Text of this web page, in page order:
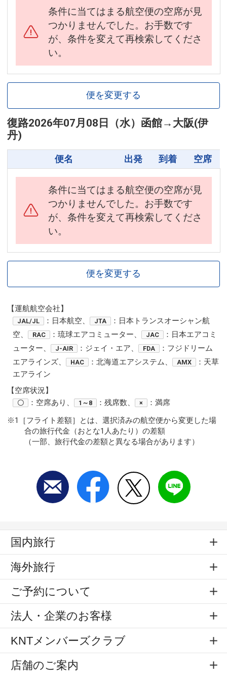
条件に当てはまる航空便の空席が見
つかりませんでした。お手数です
が、条件を変えて再検索してくださ
い。
便を変更する
復路2026年07月08日（水） 函館→ 大阪(伊
丹)
便名 出発 到着 空席
条件に当てはまる航空便の空席が見
つかりませんでした。お手数です
が、条件を変えて再検索してくださ
い。
便を変更する
【運航航空会社】
JAL/JL ：日本航空、 JTA
：日本トランスオーシャン航
空、
RAC ：琉球エアコミューター、 JAC
：日本エアコミ
ューター、
J-AIR ：ジェイ・エア、 FDA
：フジドリーム
エアラインズ、
HAC ：北海道エアシステム、 AMX
：天草
エアライン
【空席状況】
〇 ：空席あり、 1～8 ：残席数、 ×
：満席
※1［フライト差額］とは、選択済みの航空便から変更した場
合の旅行代金（おとな1人あたり）の差額
（一部、旅行代金の差額と異なる場合があります）
国内旅行
海外旅行
ご予約について
法人・企業のお客様
KNTメンバーズクラブ
店舗のご案内